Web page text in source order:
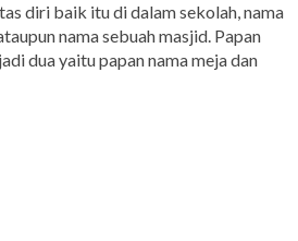
diri baik itu di dalam sekolah, nama
nama sebuah masjid. Papan
dua yaitu papan nama meja dan